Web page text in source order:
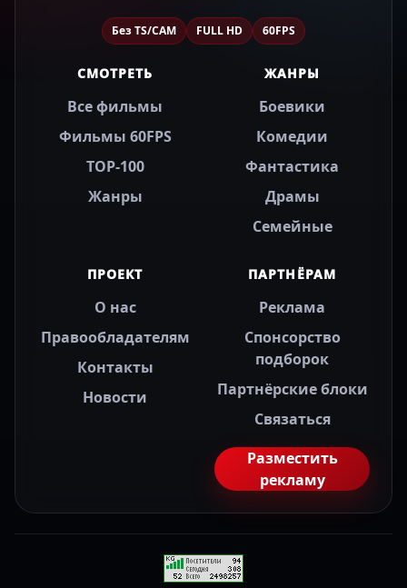
Без TS/CAM FULL HD 60FPS
СМОТРЕТЬ
Все фильмы
Фильмы 60FPS
TOP-100
Жанры
ЖАНРЫ
Боевики
Комедии
Фантастика
Драмы
Семейные
ПРОЕКТ
О нас
Правообладателям
Контакты
Новости
ПАРТНЁРАМ
Реклама
Спонсорство
подборок
Партнёрские блоки
Связаться
Разместить
рекламу